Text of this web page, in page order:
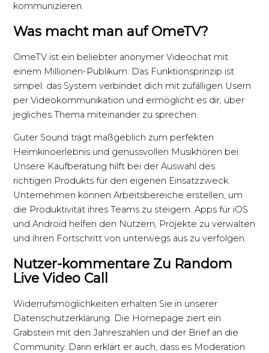
kommunizieren.
Was macht man auf OmeTV?
OmeTV ist ein beliebter anonymer Videochat mit
einem Millionen-Publikum. Das Funktionsprinzip ist
simpel: das System verbindet dich mit zufälligen Usern
per Videokommunikation und ermöglicht es dir, über
jegliches Thema miteinander zu sprechen.
Guter Sound trägt maßgeblich zum perfekten
Heimkinoerlebnis und genussvollen Musikhören bei.
Unsere Kaufberatung hilft bei der Auswahl des
richtigen Produkts für den eigenen Einsatzzweck.
Unternehmen können Arbeitsbereiche erstellen, um
die Produktivität ihres Teams zu steigern. Apps für iOS
und Android helfen den Nutzern, Projekte zu verwalten
und ihren Fortschritt von unterwegs aus zu verfolgen.
Nutzer-kommentare Zu Random
Live Video Call
Widerrufsmöglichkeiten erhalten Sie in unserer
Datenschutzerklärung. Die Homepage ziert ein
Grabstein mit den Jahreszahlen und der Brief an die
Community. Darin erklärt er auch, dass es Moderation